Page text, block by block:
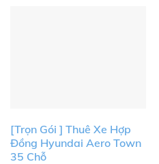
[Trọn Gói ] Thuê Xe Hợp
Đồng Hyundai Aero Town
35 Chỗ